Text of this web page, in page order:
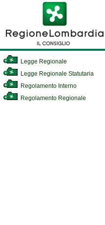
Legge Regionale
Legge Regionale Statutaria
Regolamento Interno
Regolamento Regionale